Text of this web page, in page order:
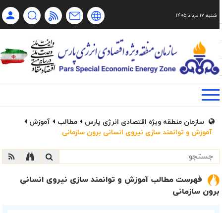
فا Ru Ch
شنبه ۱۷ مرداد ۱۴۰۵
سازمان منطقه ویژه اقتصادی انرژی پارس مطالب
آموزش
آموزش و توانمند سازی نیروی انسانی برون سازمانی
فهرست مطالب آموزش و توانمند سازی نیروی انسانی
برون سازمانی